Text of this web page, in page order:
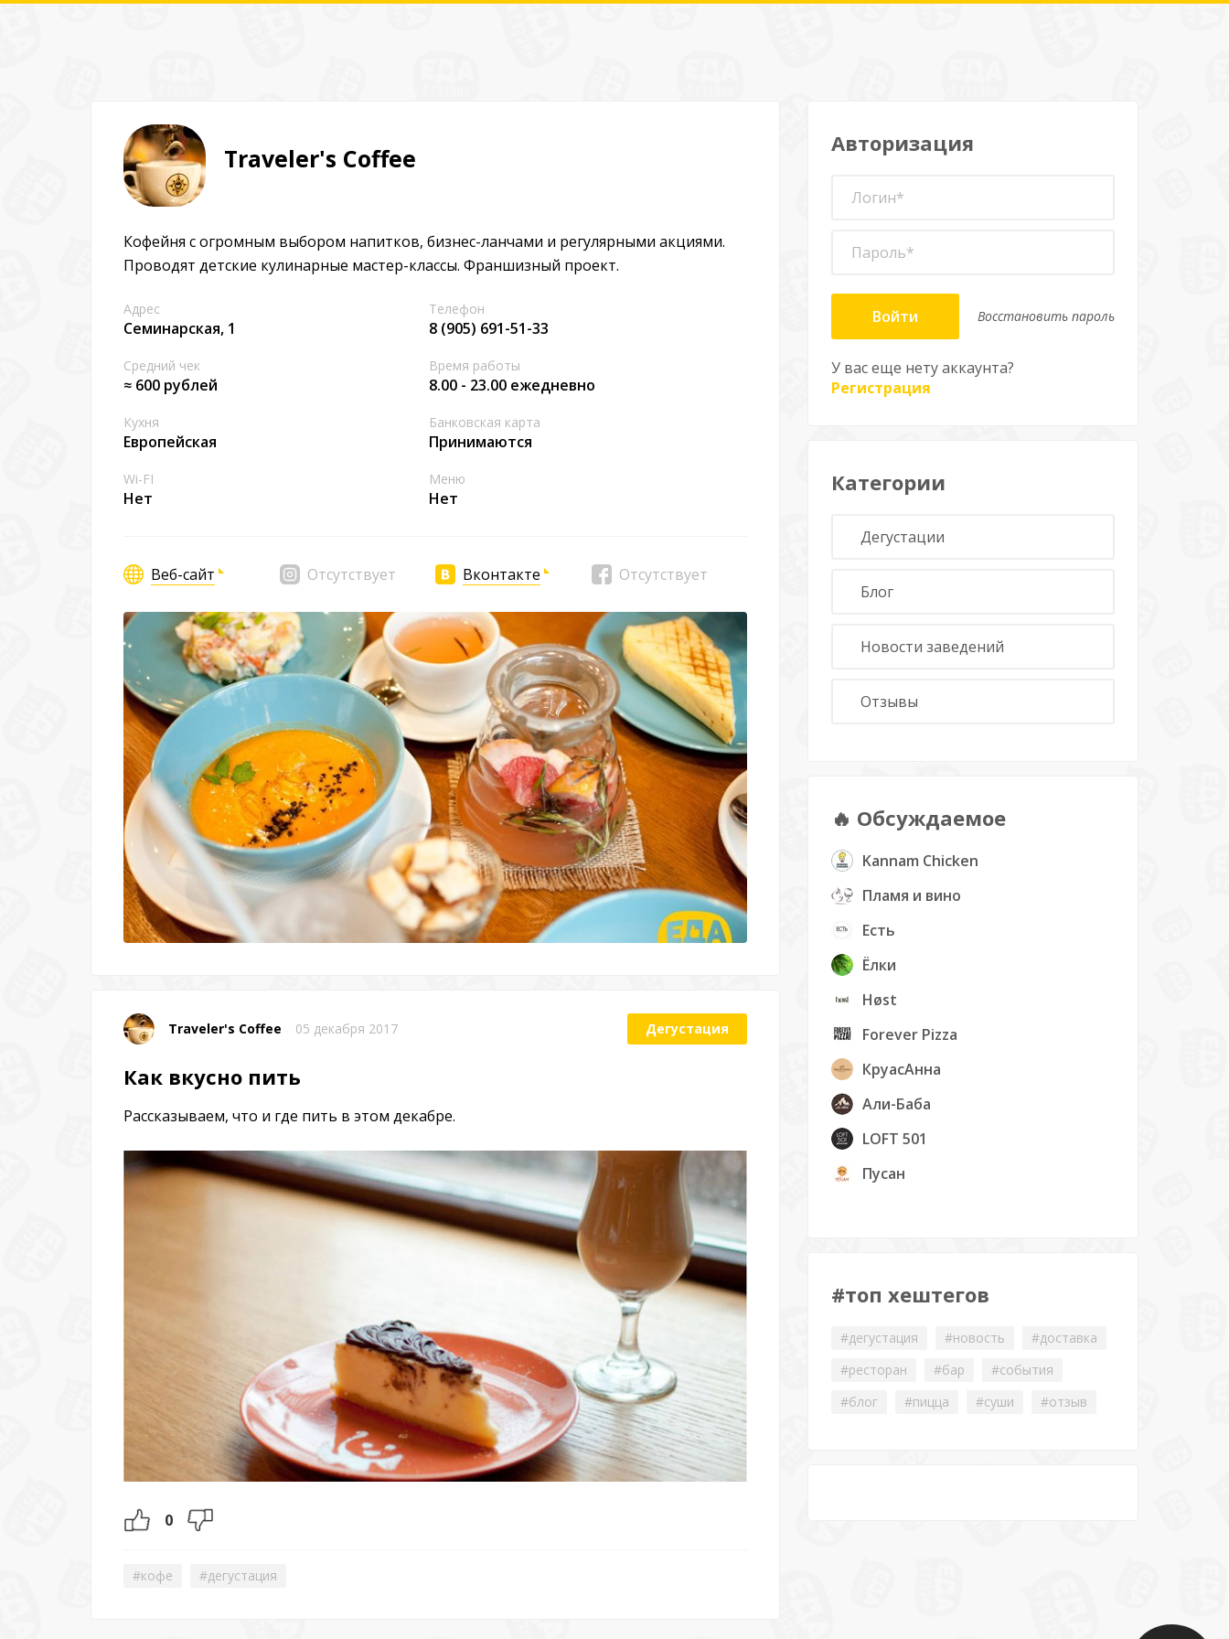
Traveler's Coffee
Кофейня с огромным выбором напитков, бизнес-ланчами и регулярными акциями.
Проводят детские кулинарные мастер-классы. Франшизный проект.
Адрес
Семинарская, 1
Телефон
8 (905) 691-51-33
Средний чек
≈ 600 рублей
Время работы
8.00 - 23.00 ежедневно
Кухня
Европейская
Банковская карта
Принимаются
Wi-FI
Нет
Меню
Нет
Веб-сайт Отсутствует Вконтакте Отсутствует
Traveler's Coffee 05 декабря 2017 Дегустация
Как вкусно пить
Рассказываем, что и где пить в этом декабре.
0
#кофе #дегустация
Авторизация
Войти Восстановить пароль
У вас еще нету аккаунта?
Регистрация
Категории
Дегустации
Блог
Новости заведений
Отзывы
🔥 Обсуждаемое
Kannam Chicken
Пламя и вино
Есть
Ёлки
Høst
Forever Pizza
КруасАнна
Али-Баба
LOFT 501
Пусан
#топ хештегов
#дегустация #новость
#доставка
#ресторан
#бар
#события
#блог
#пицца #суши #отзыв